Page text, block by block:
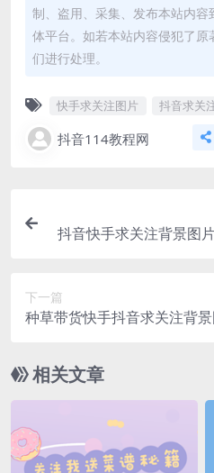
制、盗用、采集、发布本站内
体平台。如若本站内容侵犯了
们进行处理。
快手求关注图片 抖音求关
抖音114教程网
抖音快手求关注背景图
下一篇
种草带货快手抖音求关注背
相关文章